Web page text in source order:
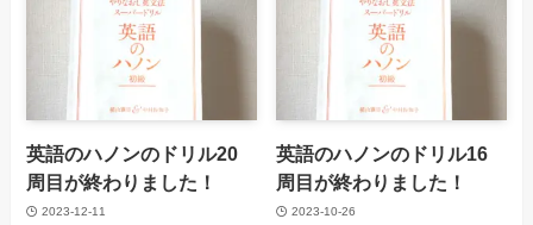
英語のハノンのドリル20
周目が終わりました！
2023-12-11
英語のハノンのドリル16
周目が終わりました！
2023-10-26